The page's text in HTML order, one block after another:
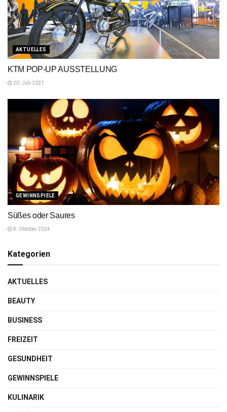
AKTUELLES
KTM POP-UP AUSSTELLUNG
20. Juli 2021
GEWINNSPIELE
Süßes oder Saures
8. Oktober 2024
Kategorien
AKTUELLES
BEAUTY
BUSINESS
FREIZEIT
GESUNDHEIT
GEWINNSPIELE
KULINARIK